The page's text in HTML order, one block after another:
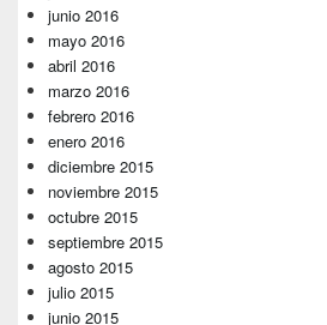
junio 2016
mayo 2016
abril 2016
marzo 2016
febrero 2016
enero 2016
diciembre 2015
noviembre 2015
octubre 2015
septiembre 2015
agosto 2015
julio 2015
junio 2015